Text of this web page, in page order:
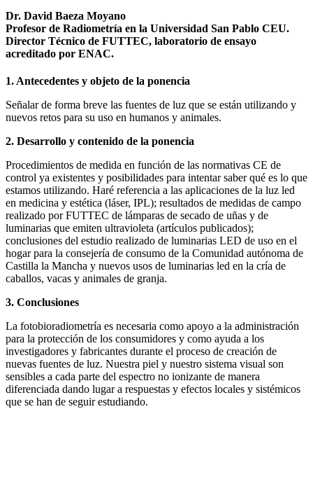
Dr. David Baeza Moyano
Profesor de Radiometría en la Universidad San Pablo CEU.
Director Técnico de FUTTEC, laboratorio de ensayo
acreditado por ENAC.
1. Antecedentes y objeto de la ponencia
Señalar de forma breve las fuentes de luz que se están utilizando y
nuevos retos para su uso en humanos y animales.
2. Desarrollo y contenido de la ponencia
Procedimientos de medida en función de las normativas CE de
control ya existentes y posibilidades para intentar saber qué es lo que
estamos utilizando. Haré referencia a las aplicaciones de la luz led
en medicina y estética (láser, IPL); resultados de medidas de campo
realizado por FUTTEC de lámparas de secado de uñas y de
luminarias que emiten ultravioleta (artículos publicados);
conclusiones del estudio realizado de luminarias LED de uso en el
hogar para la consejería de consumo de la Comunidad autónoma de
Castilla la Mancha y nuevos usos de luminarias led en la cría de
caballos, vacas y animales de granja.
3. Conclusiones
La fotobioradiometría es necesaria como apoyo a la administración
para la protección de los consumidores y como ayuda a los
investigadores y fabricantes durante el proceso de creación de
nuevas fuentes de luz. Nuestra piel y nuestro sistema visual son
sensibles a cada parte del espectro no ionizante de manera
diferenciada dando lugar a respuestas y efectos locales y sistémicos
que se han de seguir estudiando.